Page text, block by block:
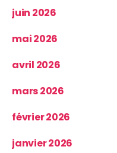
juin 2026
mai 2026
avril 2026
mars 2026
février 2026
janvier 2026